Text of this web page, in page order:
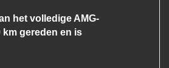
programma
het volledige AMG-
gereden en is